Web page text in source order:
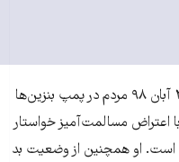
به عنوان مثالی دیگر، در کرج نیز بامداد ۲۴ آبان ۹۸ مردم در پمپ بنزین‌ها
اعتراض مسالمت‌آمیز خواستار
است. او همچنین از وضعیت بد